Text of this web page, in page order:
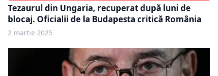
Tezaurul din Ungaria, recuperat după luni de
blocaj. Oficialii de la Budapesta critică România
2 martie 2025